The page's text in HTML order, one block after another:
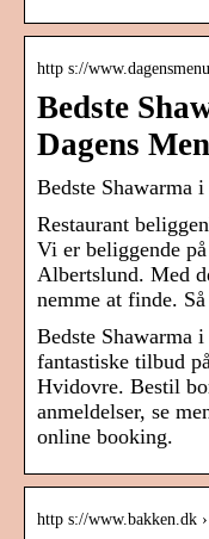
http s://
Bedste
Dagens
Bedste Shawarma
Restaurant
Vi er beliggende
Albertslund. Med
nemme at finde.
Bedste Shawarma
fantastiske tilbud
Hvidovre. Bestil
anmeldelser, se
online booking.
http s://www.bakken.dk